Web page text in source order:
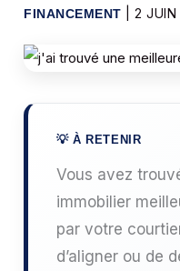
FINANCEMENT |2
Vous avez
immobilier
par votre
d’aligner ou de